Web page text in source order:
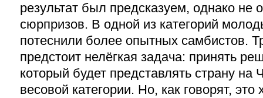
результат был предсказуем, однако не
сюрпризов. В одной из категорий
потеснили более опытных самбистов.
предстоит нелёгкая задача: принять
который будет представлять страну на
весовой категории. Но, как говорят,